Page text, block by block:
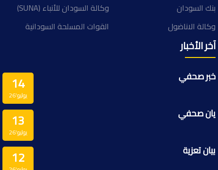
بنك السودان
وكالة السودان للأنباء (SUNA)
وكالة الاناضول
القوات المسلحة السودانية
آخر الأخبار
14
يوليو’26
خبر صحفي
13
يوليو’26
يان صحفي
12 بيان تعزية